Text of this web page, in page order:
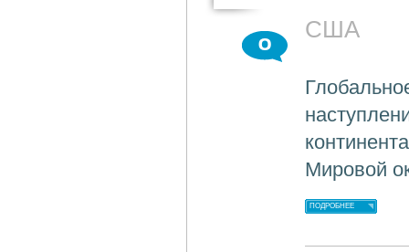
США
0
Мировой
ПОДРОБНЕЕ